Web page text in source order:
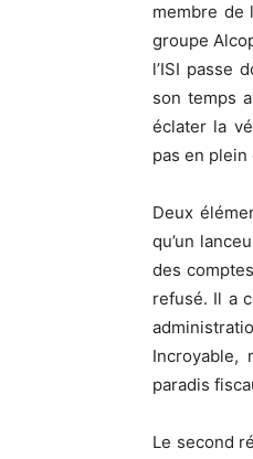
membre de
groupe
l’ISI passe
son temps
éclater la
pas en
Deux
qu’un
des
refusé. Il a
Incroyable,
paradis
Le second